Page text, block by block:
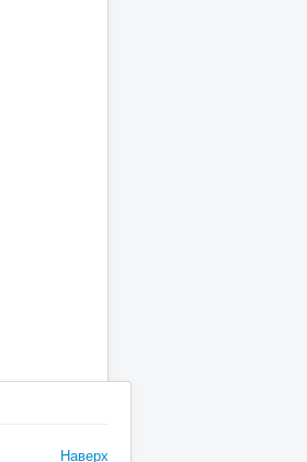
Наверх